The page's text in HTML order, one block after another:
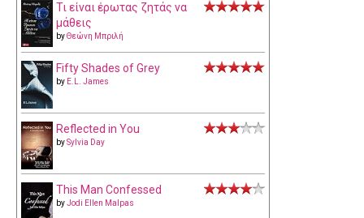
Τι είναι έρωτας ζητάς να
μάθεις
byΘεώνη Μπριλή
Fifty Shades of Grey
by E.L. James
Reflected in You
bySylvia Day
This Man Confessed
byJodi Ellen Malpas